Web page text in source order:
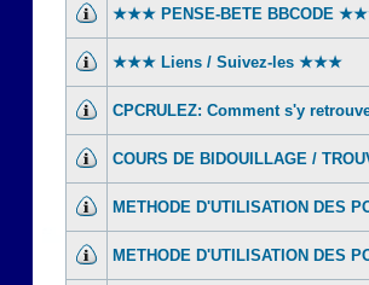
★★★ PENSE-BETE BBCODE
★★★ Liens / Suivez-les ★★★
CPCRULEZ: Comment s'y
COURS DE BIDOUILLAGE /
METHODE D'UTILISATION DES
METHODE D'UTILISATION DES